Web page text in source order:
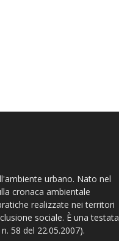
urbano. Nato nel
cronaca ambientale
realizzate nei territori
sociale. È una testata
58 del 22.05.2007).